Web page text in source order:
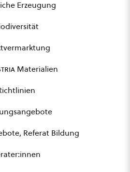
Erzeugung
Materialien
Referat Bildung